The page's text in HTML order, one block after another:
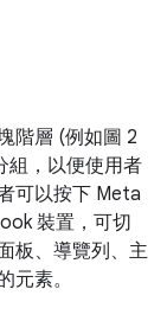
階層 (例如圖 2
組，以便使用者
可以按下 Meta
裝置，可切
板、導覽列、主
元素。